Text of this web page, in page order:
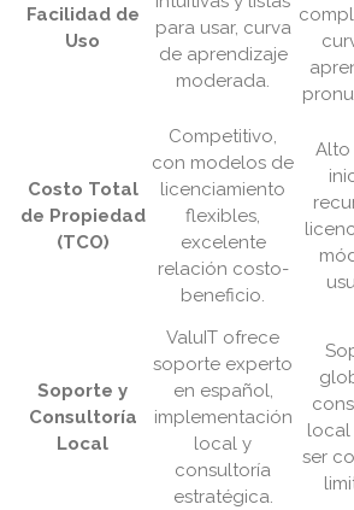
Facilidad de
Uso
para usar, curva
de aprendizaje
moderada.
Costo Total
de Propiedad
(TCO)
Competitivo,
con modelos de
licenciamiento
flexibles,
excelente
relación costo-
beneficio.
Alto
Soporte y
Consultoría
Local
ValuIT ofrece
soporte experto
en español,
implementación
local y
consultoría
estratégica.
ser